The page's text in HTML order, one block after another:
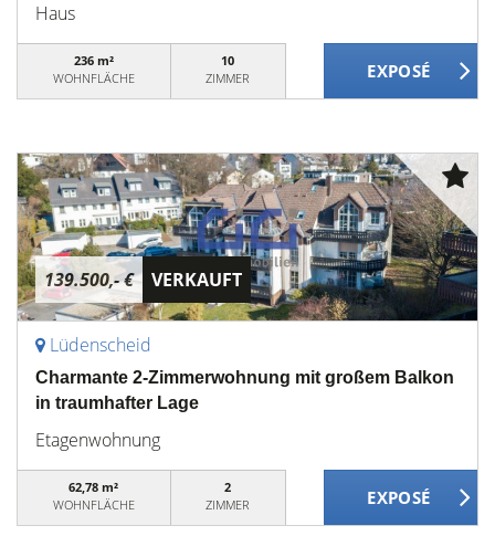
Haus
236 m²
WOHNFLÄCHE
10
ZIMMER
139.500,- € VERKAUFT
Lüdenscheid
Charmante 2-Zimmerwohnung mit großem Balkon
in traumhafter Lage
Etagenwohnung
62,78 m²
WOHNFLÄCHE
2
ZIMMER